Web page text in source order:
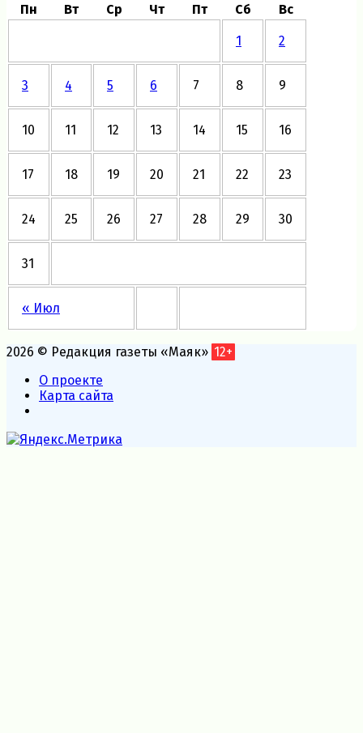
Пн
Вт Ср Чт Пт Сб Вс
« Июл
1 2
3 4 5 6 7 8 9
10 11 12 13 14 15 16
17 18 19 20 21 22 23
24 25 26 27 28 29 30
31
2026 © Редакция газеты «Маяк» 12+
О проекте
Карта сайта